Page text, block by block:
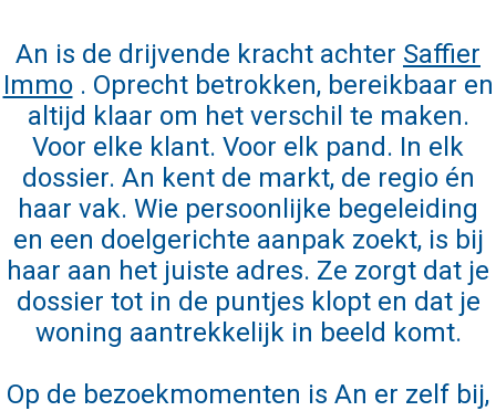
An is de drijvende kracht achter Saffier
Immo. Oprecht betrokken, bereikbaar en
altijd klaar om het verschil te maken.
Voor elke klant. Voor elk pand. In elk
dossier. An kent de markt, de regio én
haar vak. Wie persoonlijke begeleiding
en een doelgerichte aanpak zoekt, is bij
haar aan het juiste adres. Ze zorgt dat je
dossier tot in de puntjes klopt en dat je
woning aantrekkelijk in beeld komt.
Op de bezoekmomenten is An er zelf bij,